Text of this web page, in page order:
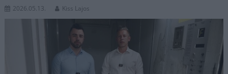
2026.05.13. Kiss Lajos